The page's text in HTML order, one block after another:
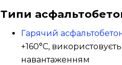
Типи
Гарячий
+160°C,
навантаженням